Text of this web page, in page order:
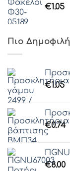
€1.05
Πιο
€1.05
€0.74
€8.00